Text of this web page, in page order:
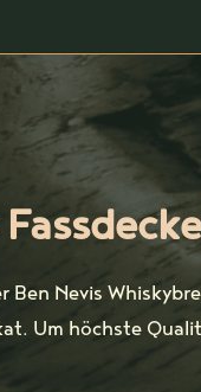
Nevis
Um höchste